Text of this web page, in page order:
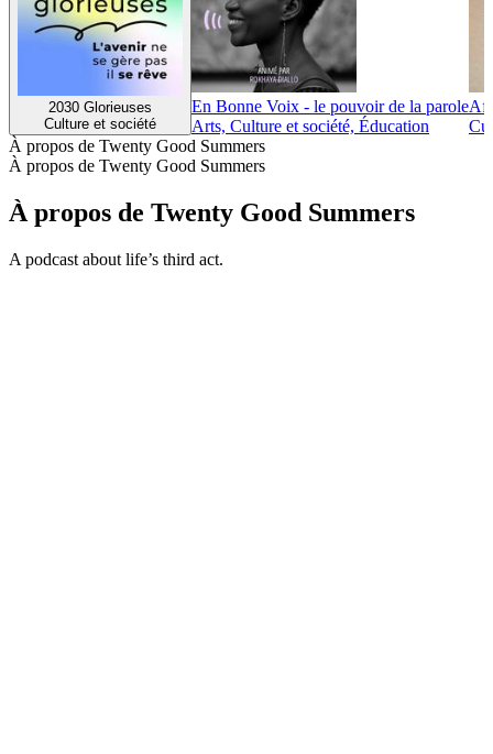
2030 Glorieuses
Culture et société
En Bonne Voix - le pouvoir de la parole
Arts, Culture et société, Éducation
À propos de Twenty Good Summers
À propos de Twenty Good Summers
À propos de Twenty Good Summers
A podcast about life’s third act.